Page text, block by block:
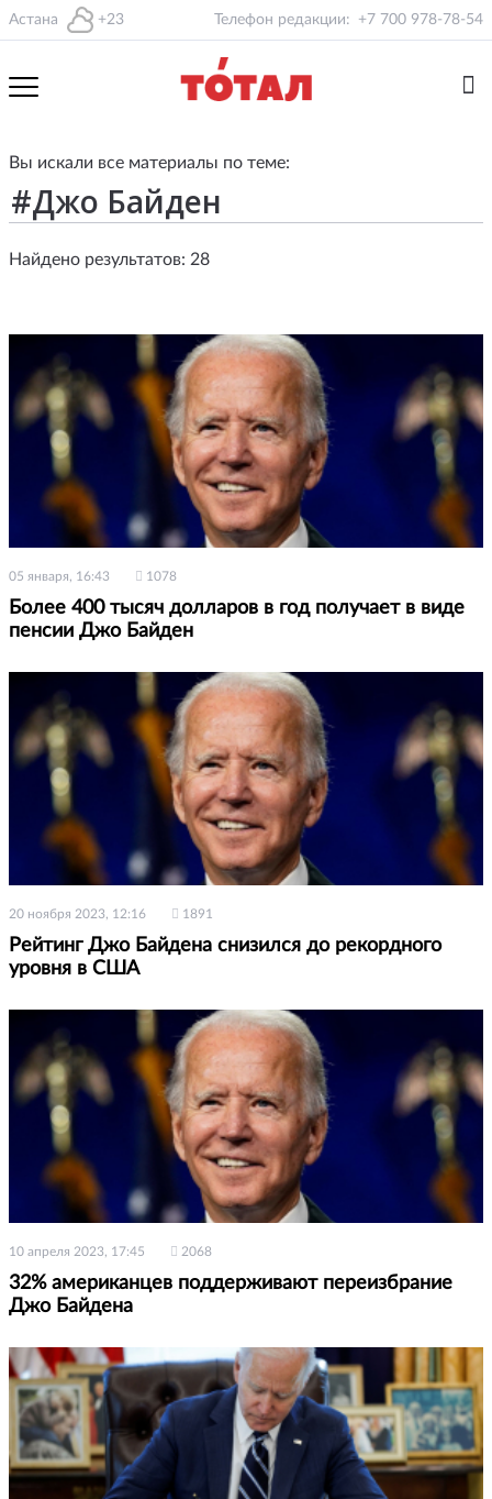
Астана +23 Телефон редакции: +7 700 978-78-54
Вы искали все материалы по теме:
Найдено результатов: 28
05 января, 16:43 1078
Более 400 тысяч долларов в год получает в виде
пенсии Джо Байден
20 ноября 2023, 12:16 1891
Рейтинг Джо Байдена снизился до рекордного
уровня в США
10 апреля 2023, 17:45 2068
32% американцев поддерживают переизбрание
Джо Байдена